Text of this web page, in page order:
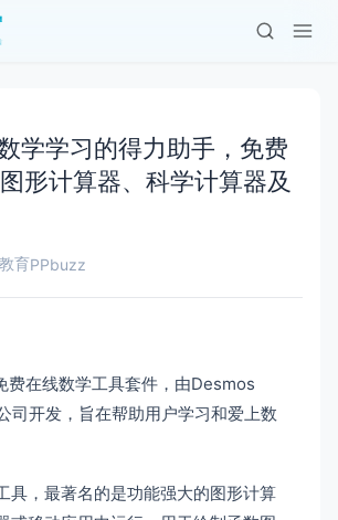
学学习的得力助手，免费
形计算器、科学计算器及
育PPbuzz
费在线数学工具套件，由Desmos
司开发，旨在帮助用户学习和爱上数
具，最著名的是功能强大的图形计算